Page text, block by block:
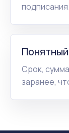
подписания.
Срок,
заранее,